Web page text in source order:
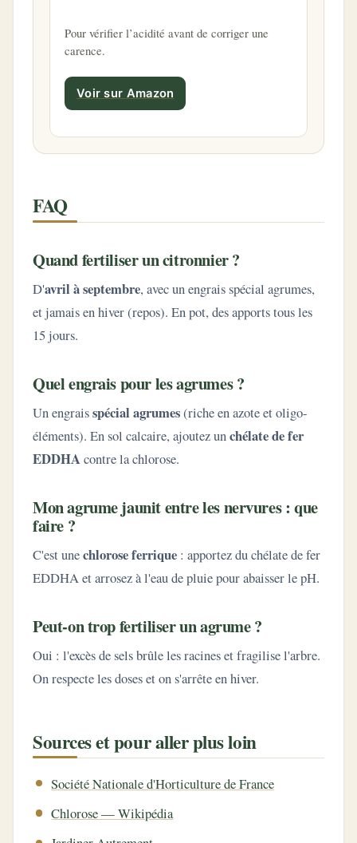
Pour vérifier l’acidité avant de corriger une
carence.
Voir sur Amazon
FAQ
Quand fertiliser un citronnier ?
D'avril à septembre, avec un engrais spécial agrumes,
et jamais en hiver (repos). En pot, des apports tous les
15 jours.
Quel engrais pour les agrumes ?
Un engraisspécial agrumes(riche en azote et oligo-
éléments). En sol calcaire, ajoutez unchélate de fer
EDDHAcontre la chlorose.
Mon agrume jaunit entre les nervures : que
faire ?
C'est unechlorose ferrique : apportez du chélate de fer
EDDHA et arrosez à l'eau de pluie pour abaisser le pH.
Peut-on trop fertiliser un agrume ?
Oui : l'excès de sels brûle les racines et fragilise l'arbre.
On respecte les doses et on s'arrête en hiver.
Sources et pour aller plus loin
Société Nationale d'Horticulture de France
Chlorose — Wikipédia